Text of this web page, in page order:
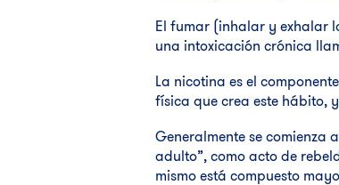
El fumar (inhalar y exhalar
una intoxicación crónica
La nicotina es el
física que crea este hábito,
Generalmente se comienza
adulto”, como acto de
mismo está compuesto